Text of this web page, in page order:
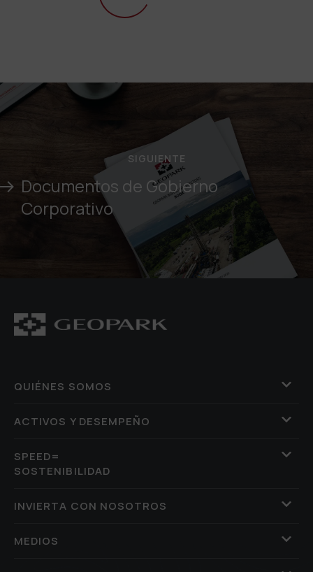
SIGUIENTE
Documentos de Gobierno
Corporativo
QUIÉNES SOMOS
ACTIVOS Y DESEMPEÑO
SPEED=
SOSTENIBILIDAD
INVIERTA CON NOSOTROS
MEDIOS